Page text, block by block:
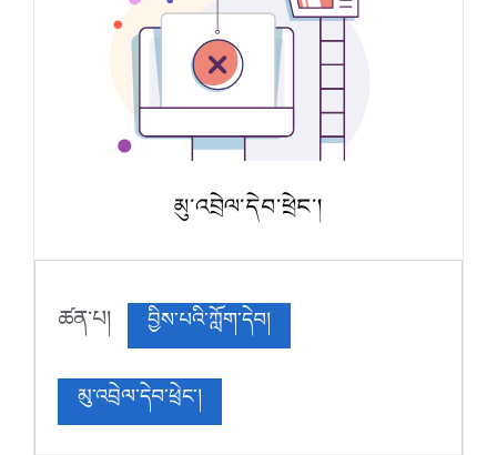
མུ་འབྲེལ་དེབ་ཕྲེང་།
ཚན་པ།
བྱིས་པའི་ཀློག་དེབ།
མུ་འབྲེལ་དེབ་ཕྲེང་།